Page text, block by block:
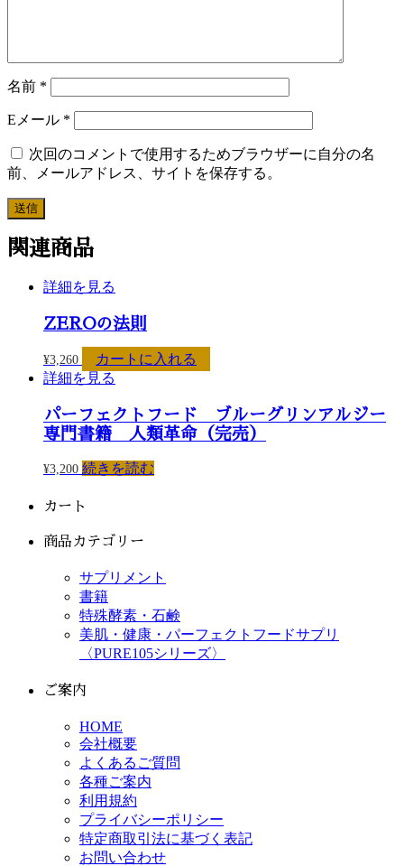
名前 *
Eメール *
次回のコメントで使用するためブラウザーに自分の名
前、メールアドレス、サイトを保存する。
関連商品
詳細を見る
ZEROの法則
¥3,260
カートに入れる
詳細を見る
パーフェクトフード ブルーグリンアルジー
専門書籍 人類革命（完売）
¥3,200 続きを読む
カート
商品カテゴリー
サプリメント
書籍
特殊酵素・石鹸
美肌・健康・パーフェクトフードサプリ
〈PURE105シリーズ〉
ご案内
HOME
会社概要
よくあるご質問
各種ご案内
利用規約
プライバシーポリシー
特定商取引法に基づく表記
お問い合わせ